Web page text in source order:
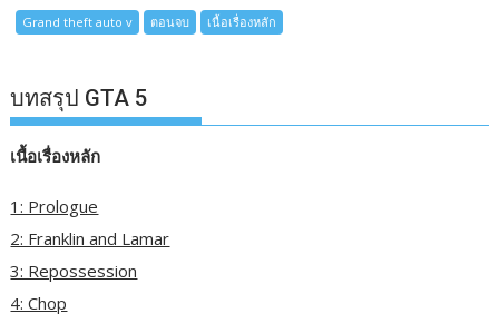
Grand theft auto v ตอนจบ เนื้อเรื่องหลัก
บทสรุป GTA 5
เนื้อเรื่องหลัก
1: Prologue
2: Franklin and Lamar
3: Repossession
4: Chop